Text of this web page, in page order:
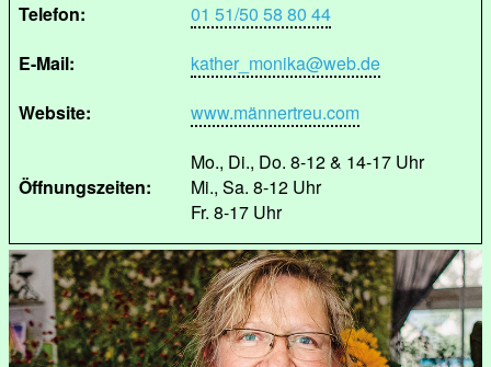
Telefon:
01 51/50 58 80 44
E-Mail:
kather_monika@web.de
Website:
www.männertreu.com
Öffnungszeiten:
Mo., Di., Do. 8-12 & 14-17 Uhr
Mi., Sa. 8-12 Uhr
Fr. 8-17 Uhr